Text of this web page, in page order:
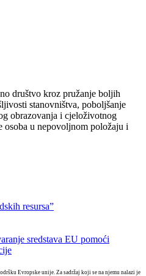
društvo kroz pružanje boljih
stanovništva, poboljšanje
obrazovanja i cjeloživotnog
u nepovoljnom položaju i
resursa”
sredstava EU pomoći
Evropske unije. Za sadržaj koji se na njemu nalazi je